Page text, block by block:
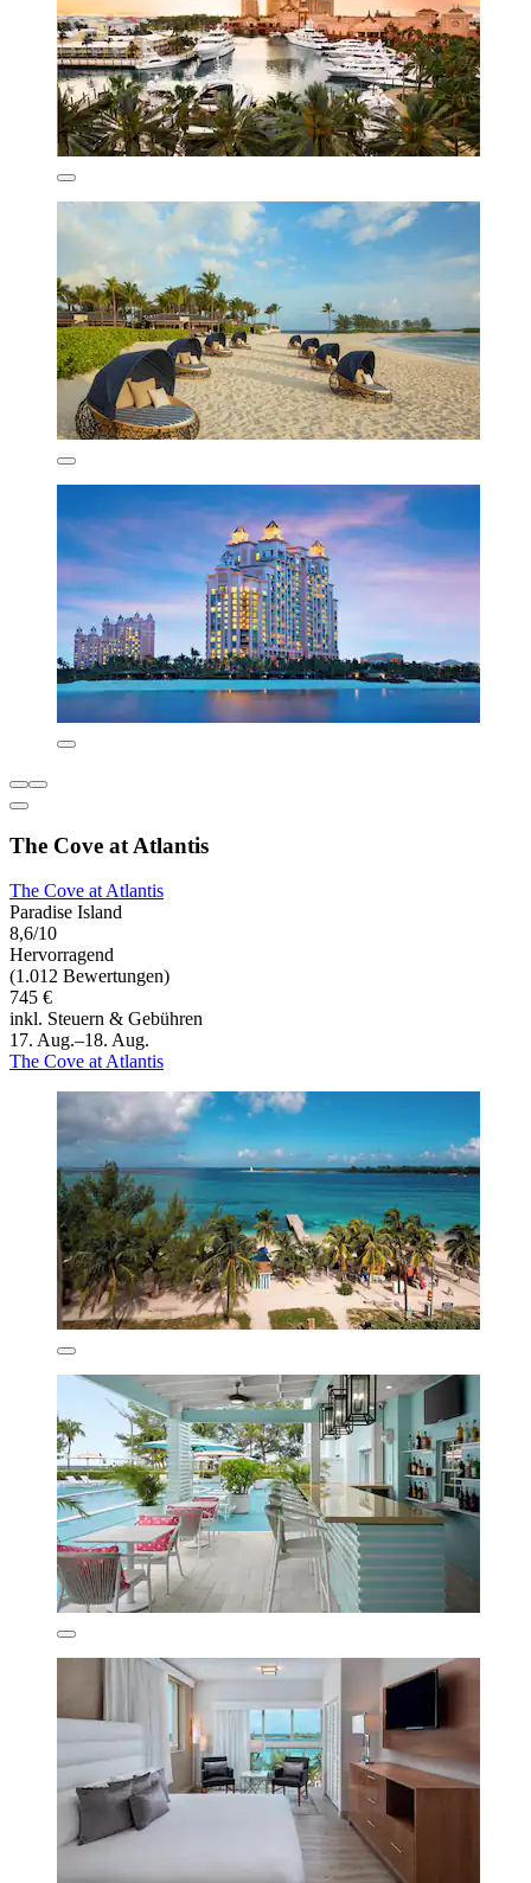
The Cove at Atlantis
The Cove at Atlantis
Paradise Island
8,6/10
Hervorragend
(1.012 Bewertungen)
745 €
inkl. Steuern & Gebühren
17. Aug.–18. Aug.
The Cove at Atlantis